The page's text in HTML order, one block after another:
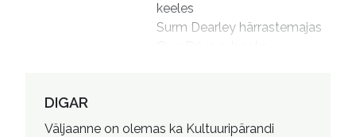
keeles
Surm Dearley härrastemajas
DIGAR
Väljaanne on olemas ka Kultuuripärandi